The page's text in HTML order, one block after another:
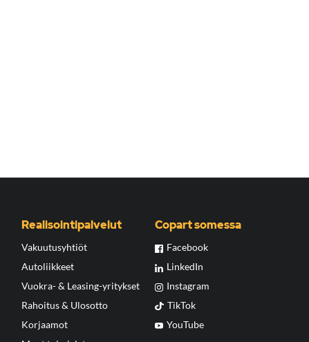
Realisointipalvelut
Vakuutusyhtiöt
Autoliikkeet
Vuokra- & Leasing-yritykset
Rahoitus & Ulosotto
Korjaamot
Copart somessa
Facebook
LinkedIn
Instagram
TikTok
YouTube